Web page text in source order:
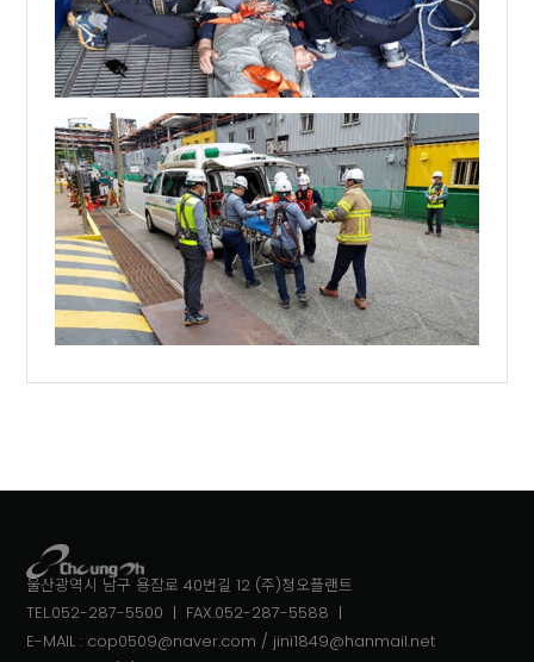
울산광역시 남구 용잠로 40번길 12 (주)청오플랜트
TEL.052-287-5500
FAX.052-287-5588
E-MAIL : cop0509@naver.com / jini1849@hanmail.net